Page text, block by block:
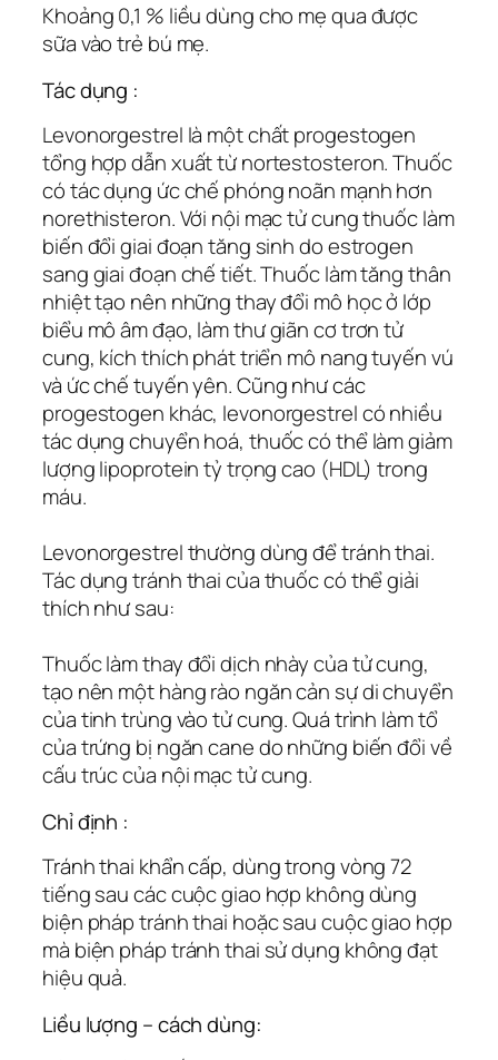
Khoảng 0,1 % liều dùng cho mẹ qua được
sữa vào trẻ bú mẹ.
Tác dụng :
Levonorgestrel là một chất progestogen
tổng hợp dẫn xuất từ nortestosteron. Thuốc
có tác dụng ức chế phóng noãn mạnh hơn
norethisteron. Với nội mạc tử cung thuốc làm
biến đổi giai đoạn tăng sinh do estrogen
sang giai đoạn chế tiết. Thuốc làm tăng thân
nhiệt tạo nên những thay đổi mô học ở lớp
biểu mô âm đạo, làm thư giãn cơ trơn tử
cung, kích thích phát triển mô nang tuyến vú
và ức chế tuyến yên. Cũng như các
progestogen khác, levonorgestrel có nhiều
tác dụng chuyển hoá, thuốc có thể làm giảm
lượng lipoprotein tỷ trọng cao (HDL) trong
máu.
Levonorgestrel thường dùng để tránh thai.
Tác dụng tránh thai của thuốc có thể giải
thích như sau:
Thuốc làm thay đổi dịch nhày của tử cung,
tạo nên một hàng rào ngăn cản sự di chuyển
của tinh trùng vào tử cung. Quá trình làm tổ
của trứng bị ngăn cane do những biến đổi về
cấu trúc của nội mạc tử cung.
Chỉ định :
Tránh thai khẩn cấp, dùng trong vòng 72
tiếng sau các cuộc giao hợp không dùng
biện pháp tránh thai hoặc sau cuộc giao hợp
mà biện pháp tránh thai sử dụng không đạt
hiệu quả.
Liều lượng – cách dùng: